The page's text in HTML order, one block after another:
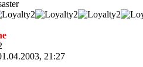
21:27